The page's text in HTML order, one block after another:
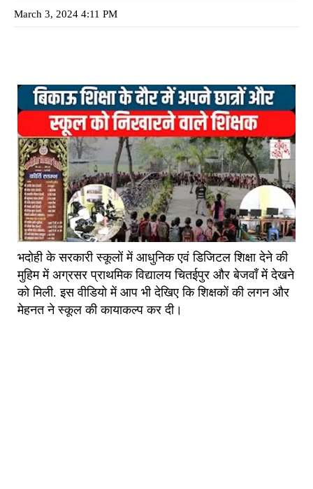
March 3, 2024 4:11 PM
भदोही के सरकारी स्कूलों में आधुनिक एवं डिजिटल शिक्षा देने की
मुहिम में अग्रसर प्राथमिक विद्यालय चितईपुर और बेजवाँ में देखने
को मिली. इस वीडियो में आप भी देखिए कि शिक्षकों की लगन और
मेहनत ने स्कूल की कायाकल्प कर दी।